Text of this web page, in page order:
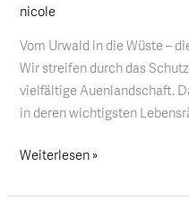
nicole
Vom Urwald in die Wüste –
Wir streifen durch das
vielfältige Auenlandschaft.
in deren wichtigsten
BiodiversiThurauen
Weiterlesen »